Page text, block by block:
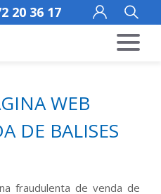
20 36 17
WEB
DE BALISES
fraudulenta de venda de